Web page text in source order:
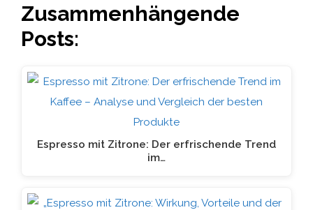
Zusammenhängende
Posts:
Espresso mit Zitrone: Der erfrischende Trend
im…